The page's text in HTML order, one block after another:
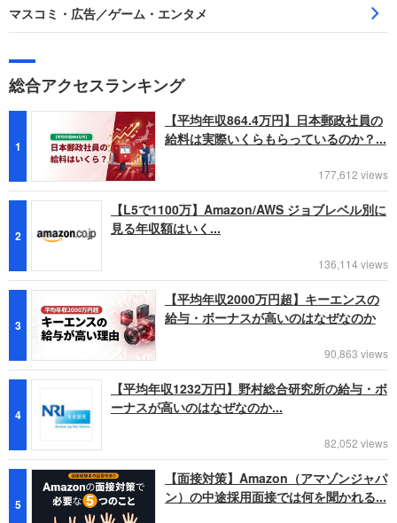
マスコミ・広告／ゲーム・エンタメ
総合アクセスランキング
1
【平均年収864.4万円】日本郵政社員の
給料は実際いくらもらっているのか？...
177,612 views
2
【L5で1100万】Amazon/AWS ジョブレベル別に
見る年収額はいく...
136,114 views
3
【平均年収2000万円超】キーエンスの
給与・ボーナスが高いのはなぜなのか
90,863 views
4
【平均年収1232万円】野村総合研究所の給与・ボ
ーナスが高いのはなぜなのか...
82,052 views
5
【面接対策】Amazon（アマゾンジャパ
ン）の中途採用面接では何を聞かれる...